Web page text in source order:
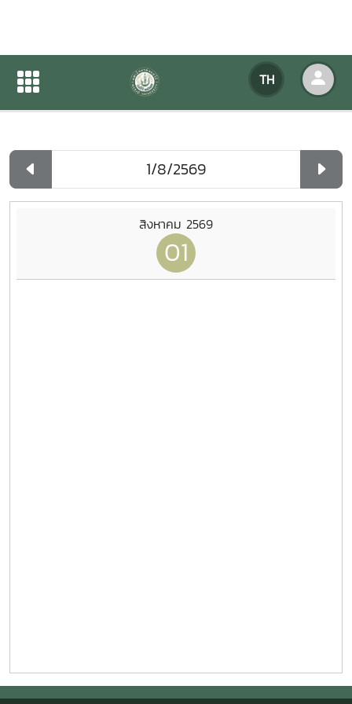
TH
ปฏิทินกิจกรรมของหน่วยงาน
ปฏิทินกิจกรรมของหน่วยงาน
สิงหาคม 2569
01